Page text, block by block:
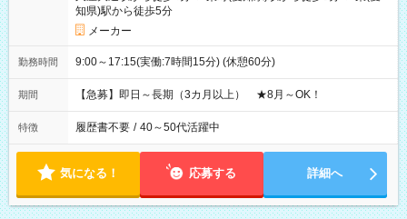
知県)駅から徒歩5分
メーカー
勤務時間 9:00～17:15(実働:7時間15分) (休憩60分)
期間 【急募】即日～長期（3カ月以上） ★8月～OK！
特徴 履歴書不要 / 40～50代活躍中
気になる！ 応募する 詳細へ